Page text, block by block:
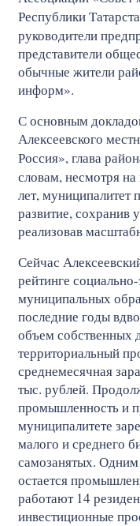
Республики
руководители
представители
обычные жители
информ».
С основным
Алексеевского
Россия», глава
словам, несмотря
лет, муниципалитет
развитие, сохранив
реализовав
Сейчас
рейтинге
муниципальных
последние годы
объем собственных
территориальный
среднемесячная
тыс. рублей.
промышленность и
муниципалитете
малого и среднего
самозанятых.
остается
работают 14
инвестиционные